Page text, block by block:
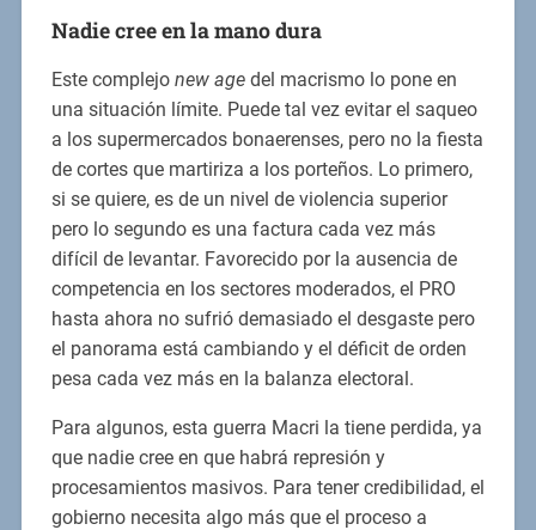
Nadie cree en la mano dura
Este complejo new agedel macrismo lo pone en
una situación límite. Puede tal vez evitar el saqueo
a los supermercados bonaerenses, pero no la fiesta
de cortes que martiriza a los porteños. Lo primero,
si se quiere, es de un nivel de violencia superior
pero lo segundo es una factura cada vez más
difícil de levantar. Favorecido por la ausencia de
competencia en los sectores moderados, el PRO
hasta ahora no sufrió demasiado el desgaste pero
el panorama está cambiando y el déficit de orden
pesa cada vez más en la balanza electoral.
Para algunos, esta guerra Macri la tiene perdida, ya
que nadie cree en que habrá represión y
procesamientos masivos. Para tener credibilidad, el
gobierno necesita algo más que el proceso a